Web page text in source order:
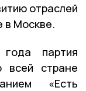
отраслей
в Москве.
партия
всей стране
«Есть